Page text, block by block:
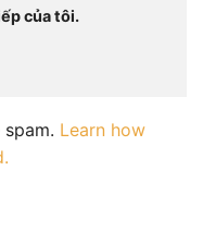
của tôi.
Learn how